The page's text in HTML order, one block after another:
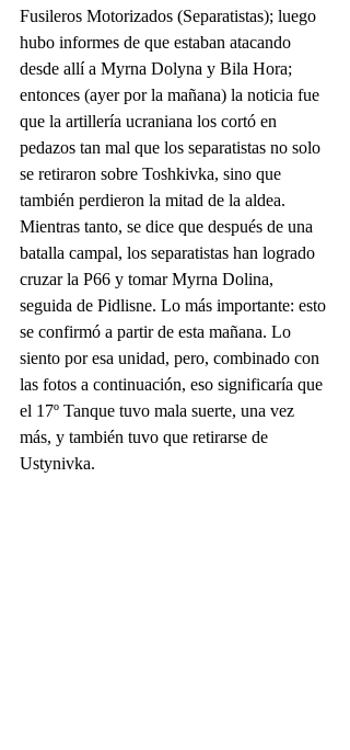
Fusileros Motorizados (Separatistas); luego
hubo informes de que estaban atacando
desde allí a Myrna Dolyna y Bila Hora;
entonces (ayer por la mañana) la noticia fue
que la artillería ucraniana los cortó en
pedazos tan mal que los separatistas no solo
se retiraron sobre Toshkivka, sino que
también perdieron la mitad de la aldea.
Mientras tanto, se dice que después de una
batalla campal, los separatistas han logrado
cruzar la P66 y tomar Myrna Dolina,
seguida de Pidlisne. Lo más importante: esto
se confirmó a partir de esta mañana. Lo
siento por esa unidad, pero, combinado con
las fotos a continuación, eso significaría que
el 17º Tanque tuvo mala suerte, una vez
más, y también tuvo que retirarse de
Ustynivka.